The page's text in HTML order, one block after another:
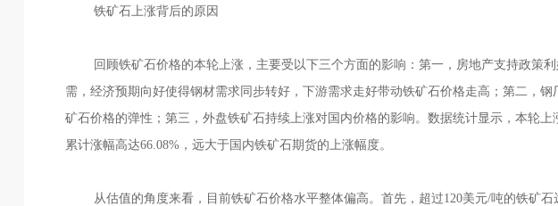
铁矿石上涨背后的原因
回顾铁矿石价格的本轮上涨，主要受以下三个方面的影响：第一，房地产支持政策
需，经济预期向好使得钢材需求同步转好，下游需求走好带动铁矿石价格走高；第二，
矿石价格的弹性；第三，外盘铁矿石持续上涨对国内价格的影响。数据统计显示，本轮
累计涨幅高达66.08%，远大于国内铁矿石期货的上涨幅度。
从估值的角度来看，目前铁矿石价格水平整体偏高。首先，超过120美元/吨的铁矿